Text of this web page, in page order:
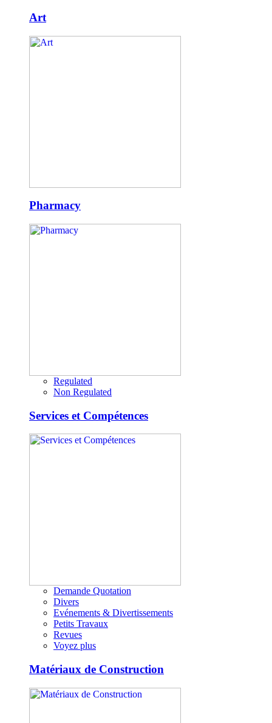
Art
Pharmacy
Regulated
Non Regulated
Services et Compétences
Demande Quotation
Divers
Evénements & Divertissements
Petits Travaux
Revues
Voyez plus
Matériaux de Construction